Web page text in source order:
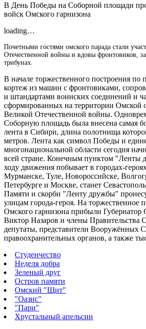
В День Победы на Соборной площади
войск Омского гарнизона
loading…
Почетными гостями омского парада стали
Отечественной войны и вдовы фронтовиков,
трибунах.
В начале торжественного построения по
кортеж из машин с фронтовиками,
и штандартами воинских соединений и
сформированных на территории Омской
Великой Отечественной войны.
Соборную площадь была внесена самая
лента в Сибири, длина полотнища
метров. Лента как символ Победы и
многонациональной области сегодня
всей стране. Конечным пунктом "Ленты
ходу движения побывает в городах-
Мурманске, Туле, Новороссийске,
Петербурге и Москве, станет
Памяти и скорби "Ленту дружбы"
улицам города-героя. На торжественное
Омского гарнизона прибыли Губернатор
Виктор Назаров и члены Правительства
депутаты, представители Вооружённых
правоохранительных органов, а также
Студенчество
Неделя добра
Зеленый друг
Остров памяти
Омский "Щит"
"Оазис"
"Пари"
Хрустальный апельсин